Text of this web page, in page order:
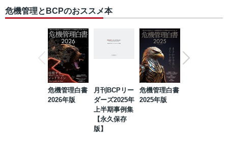
危機管理とBCPのおススメ本
危機管理白書
2026年版
月刊BCPリー
ダーズ2025年
上半期事例集
【永久保存
版】
危機管理白書
2025年版